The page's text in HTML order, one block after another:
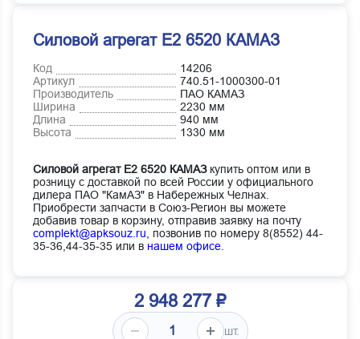
Силовой агрегат Е2 6520 КАМАЗ
Код
14206
Артикул
740.51-1000300-01
Производитель
ПАО КАМАЗ
Ширина
2230 мм
Длина
940 мм
Высота
1330 мм
Силовой агрегат Е2 6520 КАМАЗкупить оптом или в
розницу с доставкой по всей России у официального
дилера ПАО "КамАЗ" в Набережных Челнах.
Приобрести запчасти в Союз-Регион вы можете
добавив товар в корзину, отправив заявку на почту
complekt@apksouz.ru, позвонив по номеру 8(8552) 44-
35-36,44-35-35 или в нашем офисе.
2 948 277 ₽
шт.